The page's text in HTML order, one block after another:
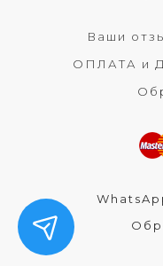
Ваши
ОПЛАТА и